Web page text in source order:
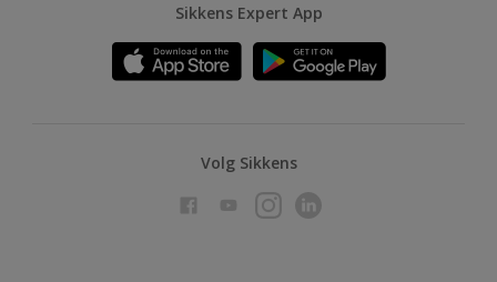
Sikkens Expert App
Volg Sikkens